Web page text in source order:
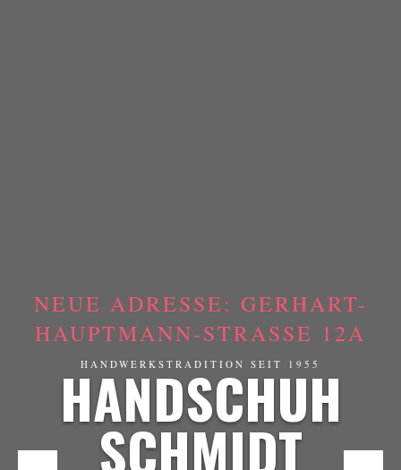
NEUE ADRESSE: GERHART-
HAUPTMANN-STRASSE 12A
HANDWERKSTRADITION SEIT 1955
HANDSCHUH
SCHMIDT